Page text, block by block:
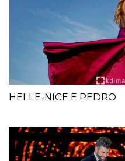
HELLE-NICE E PEDRO